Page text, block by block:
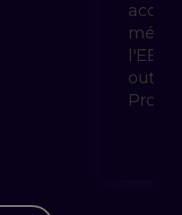
l'EBP
outils